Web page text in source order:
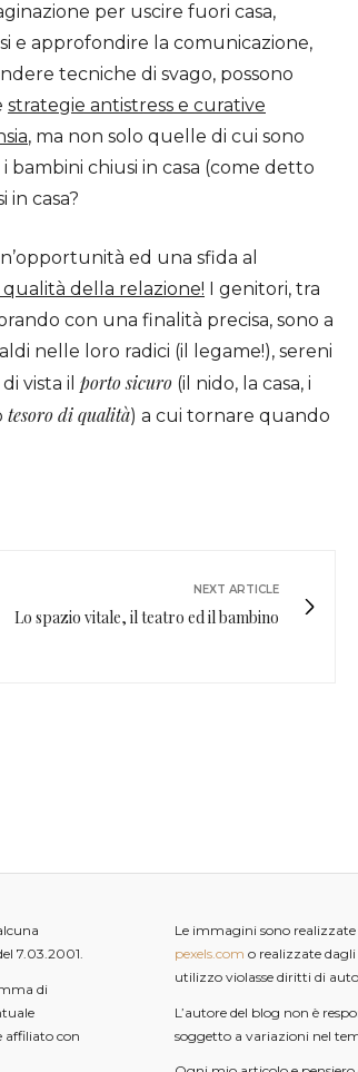
per uscire fuori casa,
e approfondire la comunicazione,
tecniche di svago, possono
strategie antistress e curative
, ma non solo quelle di cui sono
bambini chiusi in casa (come detto
in casa?
ed una sfida al
della relazione! I genitori, tra
con una finalità precisa, sono a
nelle loro radici (il legame!), sereni
vista il porto sicuro (il nido, la casa, i
tesoro di qualità) a cui tornare quando
NEXT ARTICLE
Lo spazio vitale, il teatro ed il bambino
7.03.2001.
di
affiliato con
Le immagini sono
pexels.com o realizzate
utilizzo violasse diritti di
L’autore del blog non è
soggetto a variazioni nel